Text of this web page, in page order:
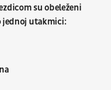
su obeleženi
jednoj utakmici: